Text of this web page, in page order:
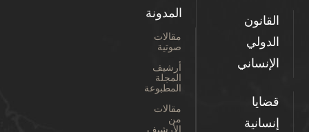
القانون
الدولي
الإنساني
قضايا
إنسانية
المدونة
مقالات
صوتية
أرشيف
المجلة
المطبوعة
مقالات
من
الأرشيف